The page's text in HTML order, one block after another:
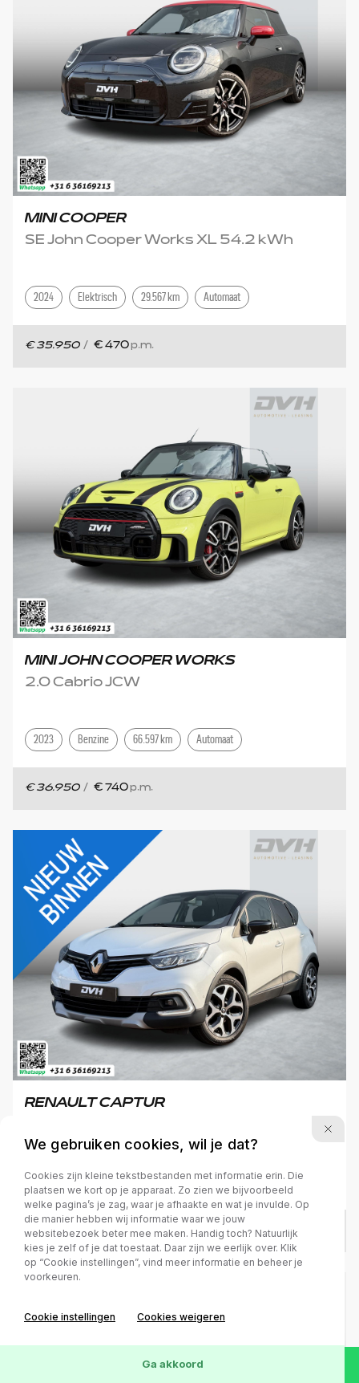
MINI COOPER
SE John Cooper Works XL 54.2 kWh
2024 Elektrisch 29.567 km Automaat
€ 35.950 / € 470 p.m.
MINI JOHN COOPER WORKS
2.0 Cabrio JCW
2023 Benzine 66.597 km Automaat
€ 36.950 / € 740p.m.
RENAULT CAPTUR
2019 Benzine 68.575 km Automaat
€ 14.950 / € 317p.m.
We gebruiken cookies, wil je dat?
Cookies zijn kleine tekstbestanden met informatie erin. Die
plaatsen we kort op je apparaat. Zo zien we bijvoorbeeld
welke pagina’s je zag, waar je afhaakte en wat je invulde. Op
die manier hebben wij informatie waar we jouw
websitebezoek beter mee maken. Handig toch? Natuurlijk
kies je zelf of je dat toestaat. Daar zijn we eerlijk over. Klik
op “Cookie instellingen”, vind meer informatie en beheer je
voorkeuren.
Cookie instellingen Cookies weigeren
Ga akkoord